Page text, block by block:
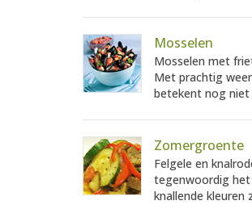
Mosselen
Mosselen met
Met prachtig
betekent nog niet
Zomergroente
Felgele en
tegenwoordig
knallende kleuren